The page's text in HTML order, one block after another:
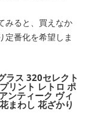
みると、買えなか
定番化を希望しま
ラス 320セレクト
リント レトロ ポ
ンティーク ヴィ
まわし 花ざかり